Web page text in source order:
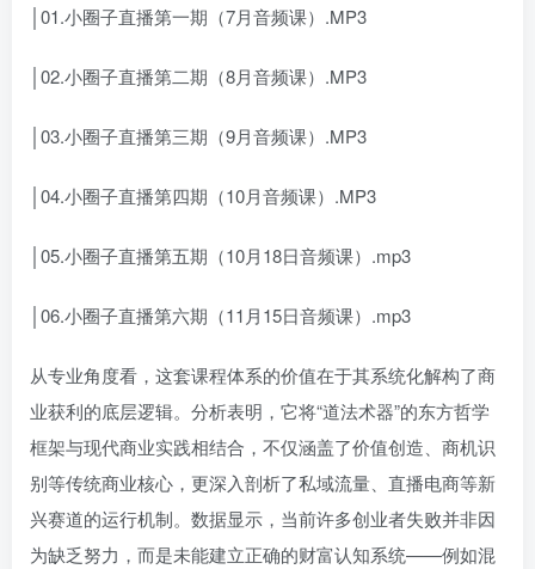
│01.小圈子直播第一期（7月音频课）.MP3
│02.小圈子直播第二期（8月音频课）.MP3
│03.小圈子直播第三期（9月音频课）.MP3
│04.小圈子直播第四期（10月音频课）.MP3
│05.小圈子直播第五期（10月18日音频课）.mp3
│06.小圈子直播第六期（11月15日音频课）.mp3
从专业角度看，这套课程体系的价值在于其系统化解构了商
业获利的底层逻辑。分析表明，它将“道法术器”的东方哲学
框架与现代商业实践相结合，不仅涵盖了价值创造、商机识
别等传统商业核心，更深入剖析了私域流量、直播电商等新
兴赛道的运行机制。数据显示，当前许多创业者失败并非因
为缺乏努力，而是未能建立正确的财富认知系统——例如混